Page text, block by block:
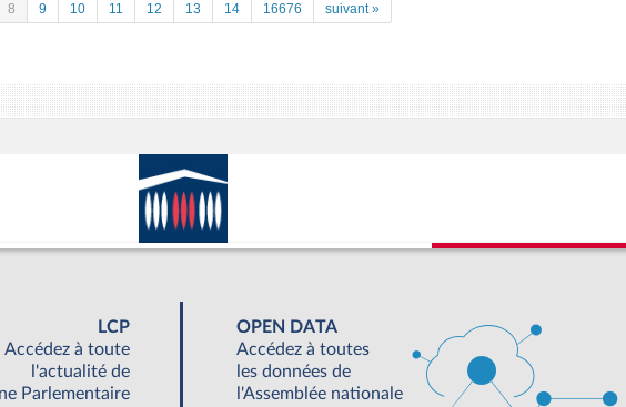
8 9 10 11 12 13 14 16676 suivant »
LCP
Accédez à toute
l'actualité de
Parlementaire
OPEN DATA
Accédez à toutes
les données de
l'Assemblée nationale